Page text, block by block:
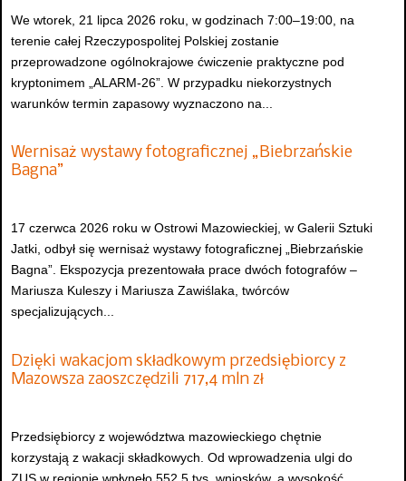
We wtorek, 21 lipca 2026 roku, w godzinach 7:00–19:00, na
terenie całej Rzeczypospolitej Polskiej zostanie
przeprowadzone ogólnokrajowe ćwiczenie praktyczne pod
kryptonimem „ALARM-26”. W przypadku niekorzystnych
warunków termin zapasowy wyznaczono na...
Wernisaż wystawy fotograficznej „Biebrzańskie
Bagna”
17 czerwca 2026 roku w Ostrowi Mazowieckiej, w Galerii Sztuki
Jatki, odbył się wernisaż wystawy fotograficznej „Biebrzańskie
Bagna”. Ekspozycja prezentowała prace dwóch fotografów –
Mariusza Kuleszy i Mariusza Zawiślaka, twórców
specjalizujących...
Dzięki wakacjom składkowym przedsiębiorcy z
Mazowsza zaoszczędzili 717,4 mln zł
Przedsiębiorcy z województwa mazowieckiego chętnie
korzystają z wakacji składkowych. Od wprowadzenia ulgi do